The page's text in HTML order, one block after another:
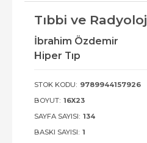
Tıbbi ve
İbrahim Özdemir
Hiper Tıp
STOK KODU: 9789944157926
BOYUT: 16X23
SAYFA SAYISI: 134
BASKI SAYISI: 1